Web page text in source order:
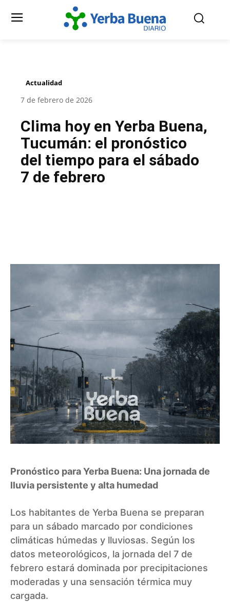
Actualidad
7 de febrero de 2026
Clima hoy en Yerba Buena,
Tucumán: el pronóstico
del tiempo para el sábado
7 de febrero
Pronóstico para Yerba Buena: Una jornada de
lluvia persistente y alta humedad
Los habitantes de Yerba Buena se preparan
para un sábado marcado por condiciones
climáticas húmedas y lluviosas. Según los
datos meteorológicos, la jornada del 7 de
febrero estará dominada por precipitaciones
moderadas y una sensación térmica muy
cargada.